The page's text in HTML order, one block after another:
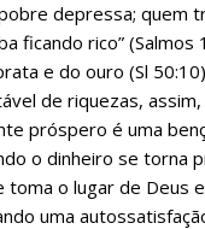
depressa; quem
ficando rico” (Salmos
e do ouro (Sl
de riquezas,
próspero é uma
o dinheiro se torna
toma o lugar de Deus
uma